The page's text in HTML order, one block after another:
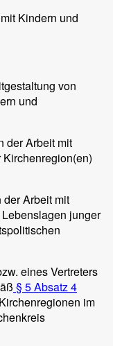
Kindern und
von
und
der Arbeit mit
Arbeit mit
junger
eines Vertreters
§ 5 Absatz 4
im